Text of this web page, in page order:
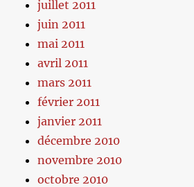
juillet 2011
juin 2011
mai 2011
avril 2011
mars 2011
février 2011
janvier 2011
décembre 2010
novembre 2010
octobre 2010